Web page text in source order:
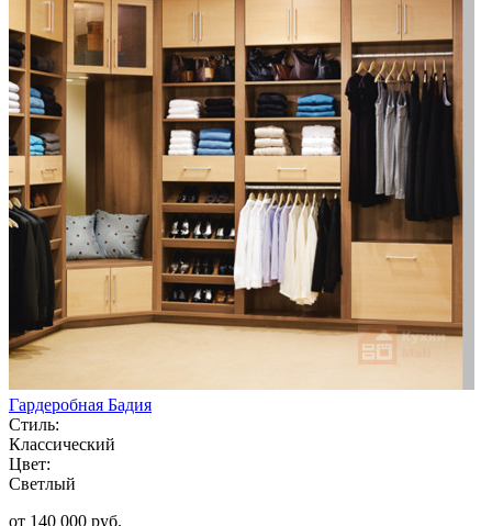
Гардеробная Бадия
Стиль:
Классический
Цвет:
Светлый
от 140 000 руб.